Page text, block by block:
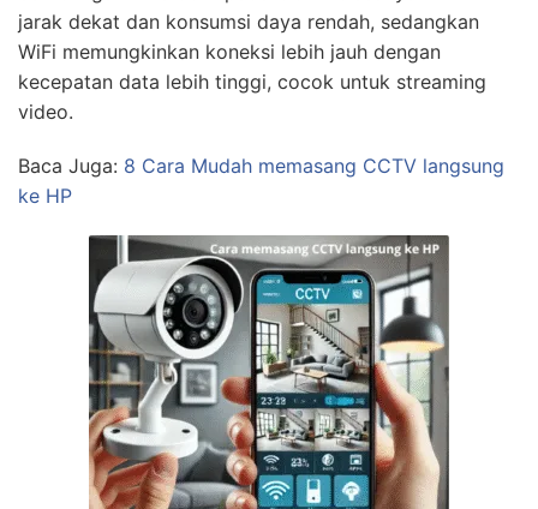
jarak dekat dan konsumsi daya rendah, sedangkan
WiFi memungkinkan koneksi lebih jauh dengan
kecepatan data lebih tinggi, cocok untuk streaming
video.
Baca Juga: 8 Cara Mudah memasang CCTV langsung
ke HP